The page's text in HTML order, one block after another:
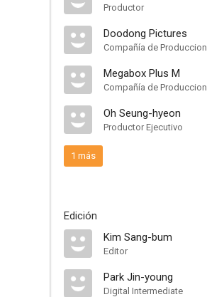
Productor
Doodong Pictures
Compañía de Produccion
Megabox Plus M
Compañía de Produccion
Oh Seung-hyeon
Productor Ejecutivo
1 más
Edición
Kim Sang-bum
Editor
Park Jin-young
Digital Intermediate